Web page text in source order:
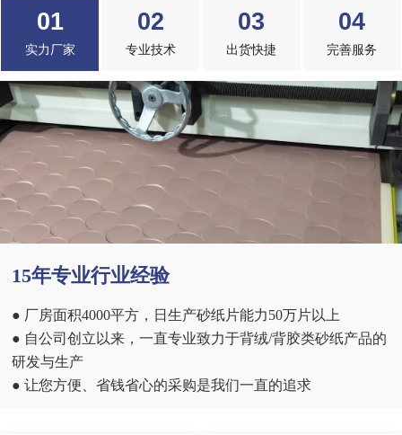
01
实力厂家
02
专业技术
03
出货快捷
04
完善服务
15年专业行业经验
● 厂房面积4000平方，日生产砂纸片能力50万片以上
● 自公司创立以来，一直专业致力于背绒/背胶类砂纸产品的
研发与生产
● 让您方便、省钱省心的采购是我们一直的追求